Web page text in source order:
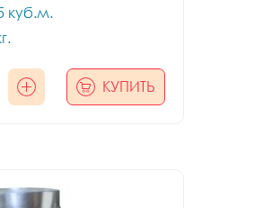
куб.м.
КУПИТЬ